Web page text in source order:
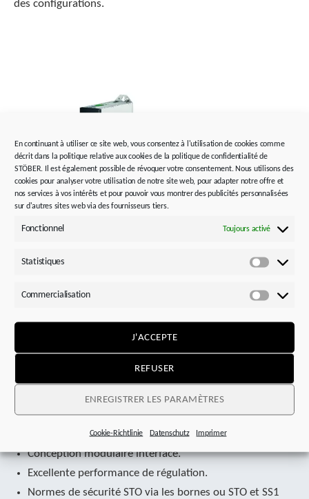
En continuant à utiliser ce site web, vous consentez à l'utilisation de cookies comme
décrit dans la politique relative aux cookies de la politique de confidentialité de
STÖBER. Il est également possible de révoquer votre consentement. Nous utilisons des
cookies pour analyser votre utilisation de notre site web, pour adapter notre offre et
nos services à vos intérêts et pour pouvoir vous montrer des publicités personnalisées
sur d'autres sites web via des fournisseurs tiers.
Fonctionnel Toujours activé
Statistiques
Commercialisation
J'ACCEPTE
REFUSER
ENREGISTRER LES PARAMÈTRES
Cookie-Richtlinie Datenschutz Imprimer
des configurations.
Un aperçu des avantages.
De nombreuses possibilités de configuration.
Conception modulaire interface.
Excellente performance de régulation.
Normes de sécurité STO via les bornes ou STO et SS1